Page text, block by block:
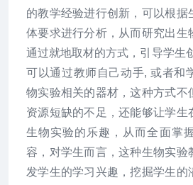
的教学经验进行创新，可以根据
体要求进行分析，从而研究出生
通过就地取材的方式，引导学生
可以通过教师自己动手, 或者和
物实验相关的器材，这种方式不
资源短缺的不足，还能够让学生
生物实验的乐趣，从而全面掌
容，对学生而言，这种生物实验
发学生的学习兴趣，挖掘学生的